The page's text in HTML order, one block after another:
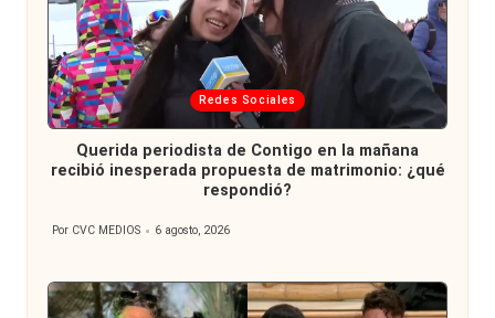
Publicada
en
Redes Sociales
Querida periodista de Contigo en la mañana
recibió inesperada propuesta de matrimonio: ¿qué
respondió?
Publicado
Por CVC MEDIOS 6 agosto, 2026